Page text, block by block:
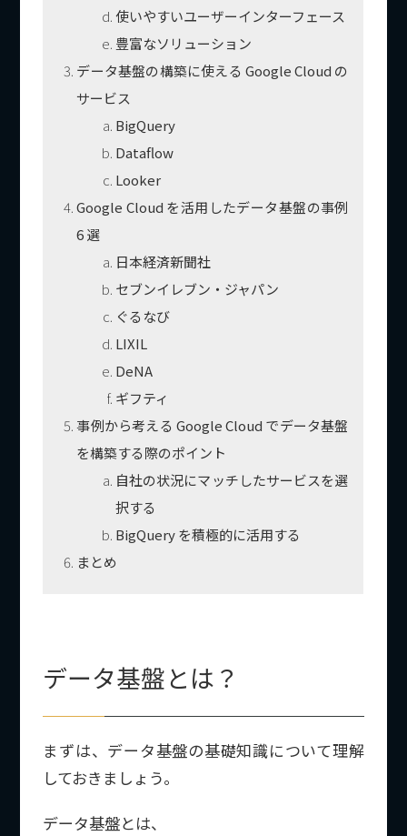
使いやすいユーザーインターフェース
豊富なソリューション
データ基盤の構築に使える Google Cloud の
サービス
BigQuery
Dataflow
Looker
Google Cloud を活用したデータ基盤の事例
6 選
日本経済新聞社
セブンイレブン・ジャパン
ぐるなび
LIXIL
DeNA
ギフティ
事例から考える Google Cloud でデータ基盤
を構築する際のポイント
自社の状況にマッチしたサービスを選
択する
BigQuery を積極的に活用する
まとめ
データ基盤とは？
まずは、データ基盤の基礎知識について理解
しておきましょう。
データ基盤とは、